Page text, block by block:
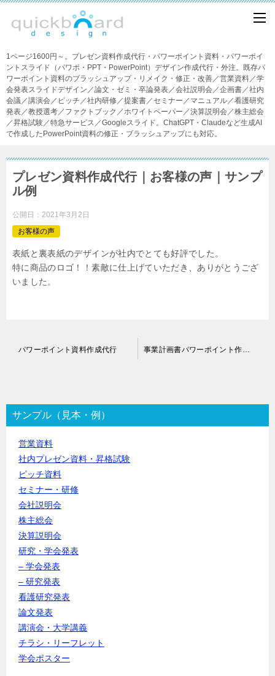
1ページ1600円～。プレゼン資料作成代行・パワーポイント資料・パワーポイ
ントスライド（パワポ・PPT・PowerPoint）デザイン作成代行・外注。既存パ
ワーポイント資料のブラッシュアップ・リメイク・修正・改善／営業資料／学
会発表スライドデザイン／論文・ゼミ・卒論発表／会社説明会／企画書／社内
会議／講演会／ピッチ／社内研修／提案書／セミナー／マニュアル／看護研究
発表／教授選考／ファクトブック／ホワイトペーパー／決算説明会／株主総会
／昇格試験／特急サービス／Googleスライド。ChatGPT・Claudeなど生成AI
で作成したPowerPoint資料の修正・ブラッシュアップにも対応。
プレゼン資料作成代行｜お客様の声｜サンプ
ル例
公開日： 2021年3月2日
お客様の声
表紙と裏表紙のデザインが社内でとても好評でした。
特に商品のロゴ！！素敵に仕上げていただき、ありがとうござ
いました。
ゲ
ー
シ
パワーポイント資料作成代行
サンプル（見本・例）
営業資料
社内プレゼン資料・昇格試験
ピッチ資料
セミナー・研修
会社説明会
株主総会
決算説明会
研究・学会発表
– 学会発表
– 研究発表
看護研究発表
論文発表
講演会・大学講義
チラシ・リーフレット
学会ポスター